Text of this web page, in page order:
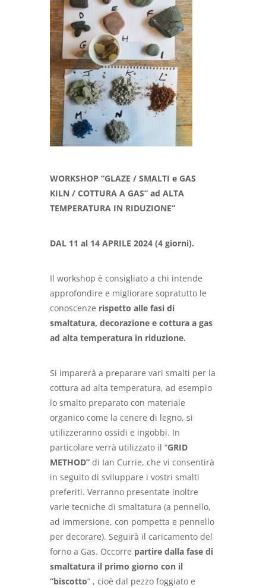
WORKSHOP “GLAZE / SMALTI e GAS
KILN / COTTURA A GAS” ad ALTA
TEMPERATURA IN RIDUZIONE”
DAL 11 al 14 APRILE 2024 (4 giorni).
Il workshop è consigliato a chi intende
approfondire e migliorare sopratutto le
conoscenze rispetto alle fasi di
smaltatura, decorazione e cottura a gas
ad alta temperatura in riduzione.
Si imparerà a preparare vari smalti per la
cottura ad alta temperatura, ad esempio
lo smalto preparato con materiale
organico come la cenere di legno, si
utilizzeranno ossidi e ingobbi. In
particolare verrà utilizzato il “GRID
METHOD” di Ian Currie, che vi consentirà
in seguito di sviluppare i vostri smalti
preferiti. Verranno presentate inoltre
varie tecniche di smaltatura (a pennello,
ad immersione, con pompetta e pennello
per decorare). Seguirà il caricamento del
forno a Gas. Occorre partire dalla fase di
smaltatura il primo giorno con il
“biscotto” , cioè dal pezzo foggiato e